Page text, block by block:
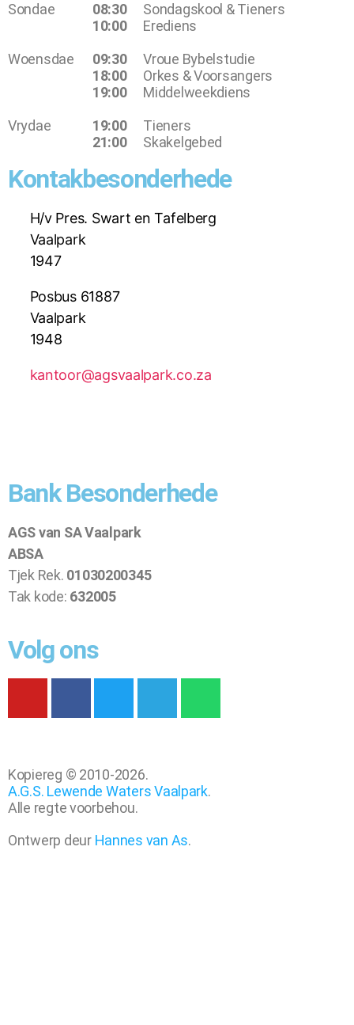
Sondae
Woensdae
Vrydae
08:30
10:00
09:30
18:00
19:00
19:00
21:00
Sondagskool & Tieners
Erediens
Vroue Bybelstudie
Orkes & Voorsangers
Middelweekdiens
Tieners
Skakelgebed
Kontakbesonderhede
H/v Pres. Swart en Tafelberg
Vaalpark
1947
Posbus 61887
Vaalpark
1948
kantoor@agsvaalpark.co.za
Bank Besonderhede
AGS van SA Vaalpark
ABSA
Tjek Rek. 01030200345
Tak kode: 632005
Volg ons
Kopiereg © 2010-2026.
A.G.S. Lewende Waters Vaalpark.
Alle regte voorbehou.
Ontwerp deur Hannes van As.